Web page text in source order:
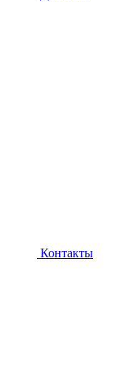
Контакты